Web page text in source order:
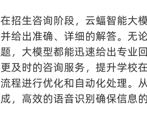
在招生咨询阶段，云蝠智能大
并给出准确、详细的解答。无
题，大模型都能迅速给出专业
更及时的咨询服务，提升学校
流程进行优化和自动化处理。
成，高效的语音识别确保信息的